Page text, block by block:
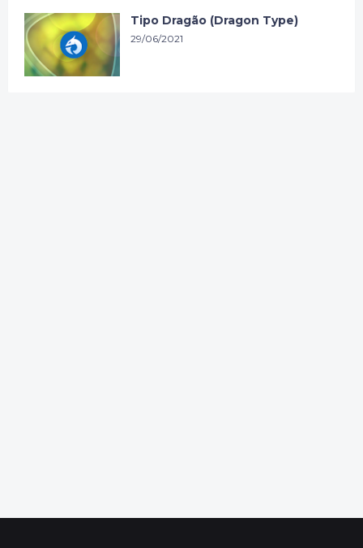
Tipo Dragão (Dragon Type)
29/06/2021